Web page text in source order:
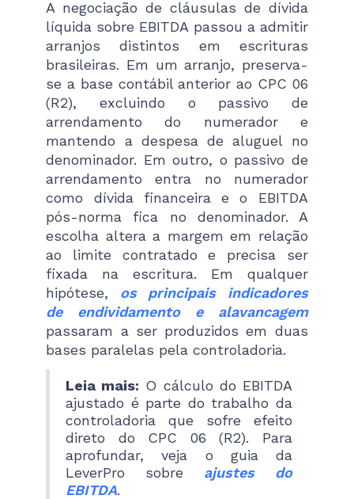
A negociação de cláusulas de dívida
líquida sobre EBITDA passou a admitir
arranjos distintos em escrituras
brasileiras. Em um arranjo, preserva-
se a base contábil anterior ao CPC 06
(R2), excluindo o passivo de
arrendamento do numerador e
mantendo a despesa de aluguel no
denominador. Em outro, o passivo de
arrendamento entra no numerador
como dívida financeira e o EBITDA
pós-norma fica no denominador. A
escolha altera a margem em relação
ao limite contratado e precisa ser
fixada na escritura. Em qualquer
hipótese, os principais indicadores
de endividamento e alavancagem
passaram a ser produzidos em duas
bases paralelas pela controladoria.
Leia mais: O cálculo do EBITDA
ajustado é parte do trabalho da
controladoria que sofre efeito
direto do CPC 06 (R2). Para
aprofundar, veja o guia da
LeverPro sobre ajustes do
EBITDA.